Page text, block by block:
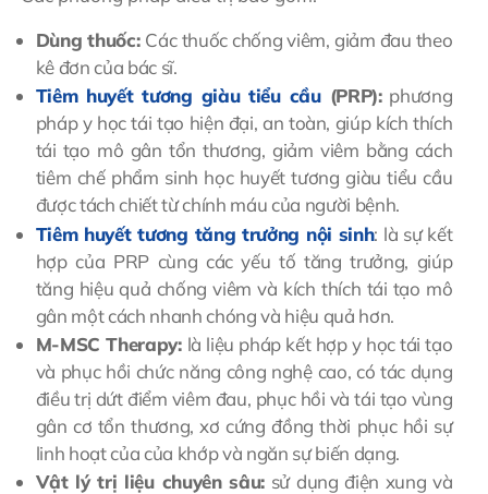
Dùng thuốc: Các thuốc chống viêm, giảm đau theo
kê đơn của bác sĩ.
Tiêm huyết tương giàu tiểu cầu(PRP):phương
pháp y học tái tạo hiện đại, an toàn, giúp kích thích
tái tạo mô gân tổn thương, giảm viêm bằng cách
tiêm chế phẩm sinh học huyết tương giàu tiểu cầu
được tách chiết từ chính máu của người bệnh.
Tiêm huyết tương tăng trưởng nội sinh: là sự kết
hợp của PRP cùng các yếu tố tăng trưởng, giúp
tăng hiệu quả chống viêm và kích thích tái tạo mô
gân một cách nhanh chóng và hiệu quả hơn.
M-MSC Therapy: là liệu pháp kết hợp y học tái tạo
và phục hồi chức năng công nghệ cao, có tác dụng
điều trị dứt điểm viêm đau, phục hồi và tái tạo vùng
gân cơ tổn thương, xơ cứng đồng thời phục hồi sự
linh hoạt của của khớp và ngăn sự biến dạng.
Vật lý trị liệu chuyên sâu: sử dụng điện xung và